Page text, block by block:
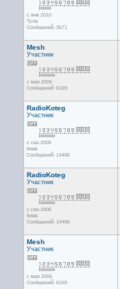
с янв 2010
Тула
Сообщений: 3571
Mesh
Участник
с мая 2006
Сообщений: 6169
RadioKoteg
Участник
с сен 2006
Киев
Сообщений: 14486
RadioKoteg
Участник
с сен 2006
Киев
Сообщений: 14486
Mesh
Участник
с мая 2006
Сообщений: 6169